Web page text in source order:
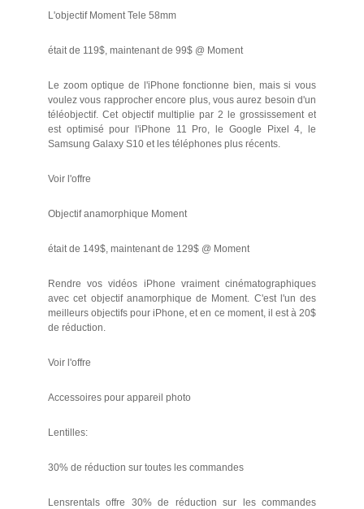
L'objectif Moment Tele 58mm
était de 119$, maintenant de 99$ @ Moment
Le zoom optique de l'iPhone fonctionne bien, mais si vous
voulez vous rapprocher encore plus, vous aurez besoin d'un
téléobjectif. Cet objectif multiplie par 2 le grossissement et
est optimisé pour l'iPhone 11 Pro, le Google Pixel 4, le
Samsung Galaxy S10 et les téléphones plus récents.
Voir l'offre
Objectif anamorphique Moment
était de 149$, maintenant de 129$ @ Moment
Rendre vos vidéos iPhone vraiment cinématographiques
avec cet objectif anamorphique de Moment. C'est l'un des
meilleurs objectifs pour iPhone, et en ce moment, il est à 20$
de réduction.
Voir l'offre
Accessoires pour appareil photo
Lentilles:
30% de réduction sur toutes les commandes
Lensrentals offre 30% de réduction sur les commandes